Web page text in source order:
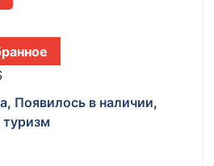
, Появилось в наличии,
туризм